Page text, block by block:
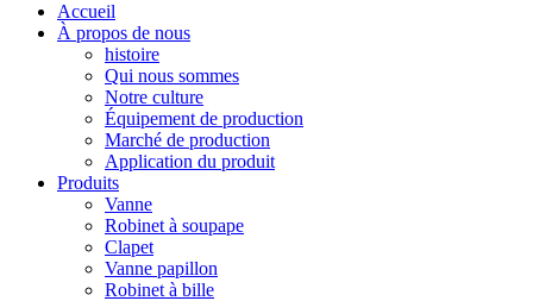
Accueil
À propos de nous
histoire
Qui nous sommes
Notre culture
Équipement de production
Marché de production
Application du produit
Produits
Vanne
Robinet à soupape
Clapet
Vanne papillon
Robinet à bille